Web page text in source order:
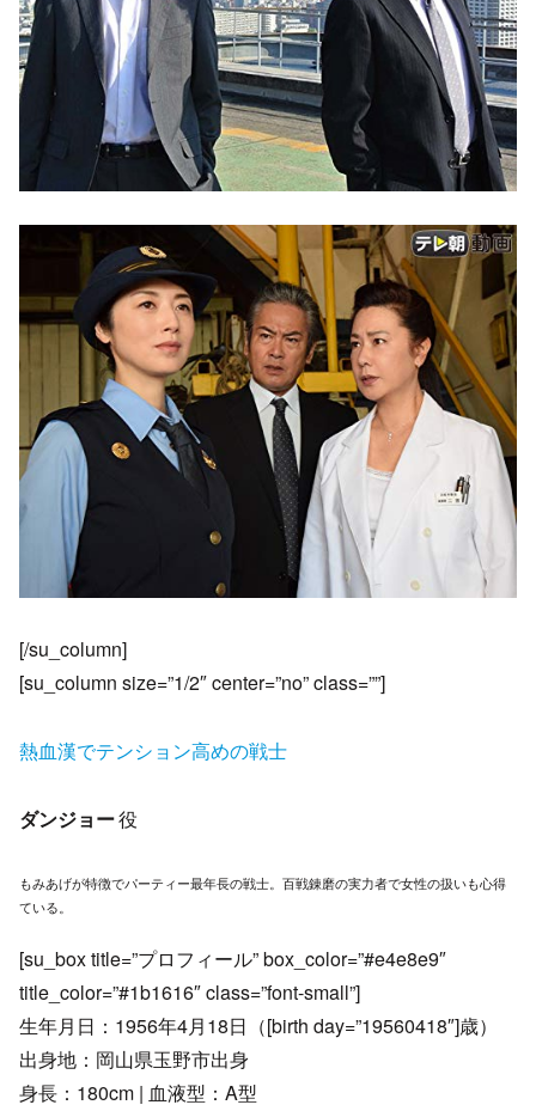
[/su_column]
[su_column size=”1/2″ center=”no” class=””]
熱血漢でテンション高めの戦士
ダンジョー役
もみあげが特徴でパーティー最年長の戦士。百戦錬磨の実力者で女性の扱いも心得
ている。
[su_box title=”プロフィール” box_color=”#e4e8e9″
title_color=”#1b1616″ class=”font-small”]
生年月日：1956年4月18日（[birth day=”19560418″]歳）
出身地：岡山県玉野市出身
身長：180cm | 血液型：A型